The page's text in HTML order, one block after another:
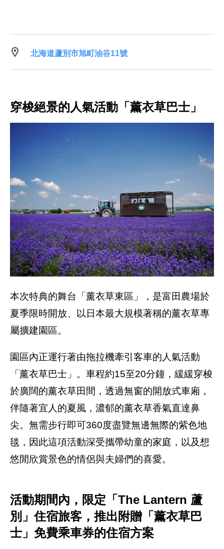
北海道蘆別市旭町油谷11號
穿梭絕景的人氣活動「薰衣草巴士」
本次特典的舞台「薰衣草東區」，是富田農場於
夏季限時開放、以日本最大規模著稱的薰衣草專
屬擴建園區。
園區內正運行著由拖拉機牽引客車的人氣活動
「薰衣草巴士」。車程約15至20分鐘，緩緩穿梭
於廣闊的薰衣草田間，透過無窗的開放式車廂，
伴隨著宜人的夏風，濃郁的薰衣草香氣直達鼻
尖。無需步行即可360度盡覽無邊無際的紫色地
毯，因此這項活動深受攜帶幼童的家庭，以及想
悠閒欣賞景色的情侶與夫婦們的喜愛。
活動期間內，限定「The Lantern 蘆
別」住宿旅客，推出附贈「薰衣草巴
士」免費乘車券的住宿方案